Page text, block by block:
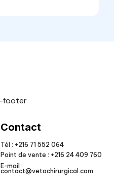
Contact
Tél : +216 71 552 064
Point de vente : +216 24 409 760
E-mail :
contact@vetochirurgical.com